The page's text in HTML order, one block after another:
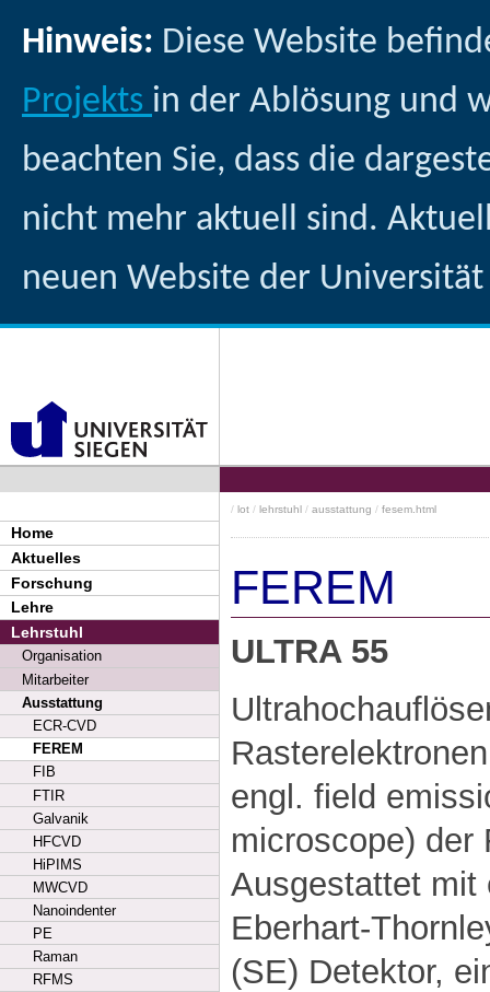
Hinweis: Diese Website
Projekts in der Ablösung und
beachten Sie, dass die
nicht mehr aktuell sind.
neuen Website der
Home
Aktuelles
Forschung
Lehre
Lehrstuhl
Organisation
Mitarbeiter
Ausstattung
ECR-CVD
FEREM
FIB
FTIR
Galvanik
HFCVD
HiPIMS
MWCVD
Nanoindenter
PE
Raman
RFMS
/ lot / lehrstuhl / ausstattung / fesem.html
FEREM
ULTRA 55
engl. field
microscope) der
Ausgestattet mit
Eberhart-
(SE) Detektor,